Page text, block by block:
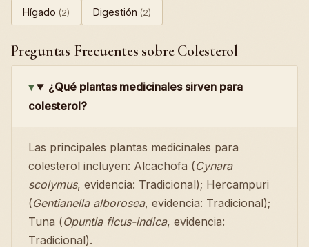
Hígado (2) Digestión (2)
Preguntas Frecuentes sobre Colesterol
¿Qué plantas medicinales sirven para
colesterol?
Las principales plantas medicinales para
colesterol incluyen: Alcachofa (Cynara
scolymus, evidencia: Tradicional); Hercampuri
(Gentianella alborosea, evidencia: Tradicional);
Tuna (Opuntia ficus-indica, evidencia:
Tradicional).